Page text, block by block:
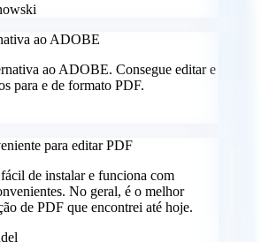
ao ADOBE
ao ADOBE. Consegue editar e
para e de formato PDF.
para editar PDF
fácil de instalar e funciona com
No geral, é o melhor
de PDF que encontrei até hoje.